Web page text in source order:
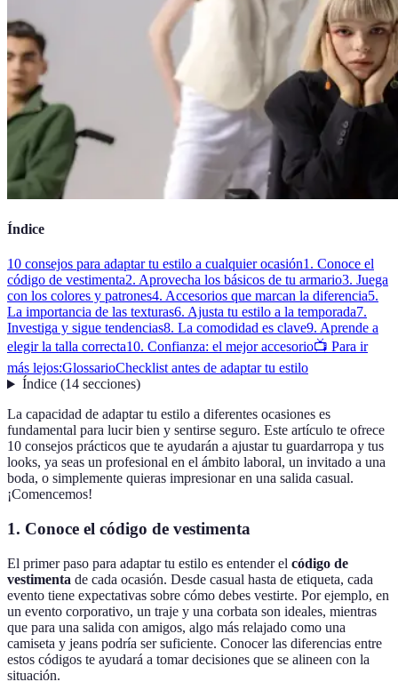
Índice
10 consejos para adaptar tu estilo a cualquier ocasión1. Conoce el
código de vestimenta2. Aprovecha los básicos de tu armario3. Juega
con los colores y patrones4. Accesorios que marcan la diferencia5.
La importancia de las texturas6. Ajusta tu estilo a la temporada7.
Investiga y sigue tendencias8. La comodidad es clave9. Aprende a
elegir la talla correcta10. Confianza: el mejor accesorio📺 Para ir
más lejos:GlossarioChecklist antes de adaptar tu estilo
Índice(14 secciones)
La capacidad de adaptar tu estilo a diferentes ocasiones es
fundamental para lucir bien y sentirse seguro. Este artículo te ofrece
10 consejos prácticos que te ayudarán a ajustar tu guardarropa y tus
looks, ya seas un profesional en el ámbito laboral, un invitado a una
boda, o simplemente quieras impresionar en una salida casual.
¡Comencemos!
1. Conoce el código de vestimenta
El primer paso para adaptar tu estilo es entender el código de
vestimenta de cada ocasión. Desde casual hasta de etiqueta, cada
evento tiene expectativas sobre cómo debes vestirte. Por ejemplo, en
un evento corporativo, un traje y una corbata son ideales, mientras
que para una salida con amigos, algo más relajado como una
camiseta y jeans podría ser suficiente. Conocer las diferencias entre
estos códigos te ayudará a tomar decisiones que se alineen con la
situación.